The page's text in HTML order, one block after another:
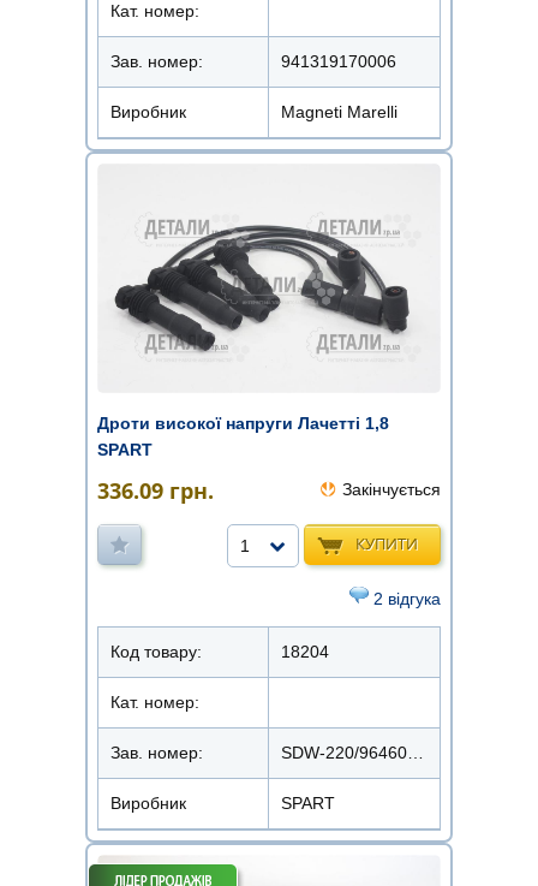
Кат. номер:
Зав. номер: 941319170006
Виробник Magneti Marelli
Дроти високої напруги Лачетті 1,8
SPART
336.09 грн. Закінчується
КУПИТИ
1
2 відгука
Код товару: 18204
Кат. номер:
Зав. номер:
Виробник SPART